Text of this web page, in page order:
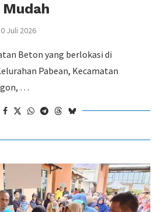
Juli 2026
Beton yang berlokasi di
Pabean, Kecamatan
…